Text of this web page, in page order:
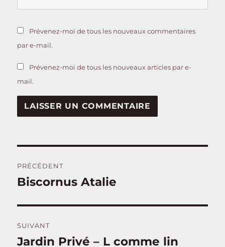
Prévenez-moi de tous les nouveaux commentaires
par e-mail.
Prévenez-moi de tous les nouveaux articles par e-
mail.
de
PRÉCÉDENT
Publication
Biscornus Atalie
SUIVANT
Publication
Jardin Privé – L comme lin